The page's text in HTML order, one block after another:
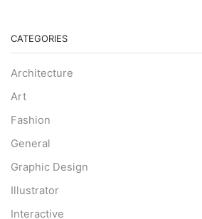
CATEGORIES
Architecture
Art
Fashion
General
Graphic Design
Illustrator
Interactive